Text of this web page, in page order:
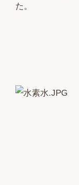
た。